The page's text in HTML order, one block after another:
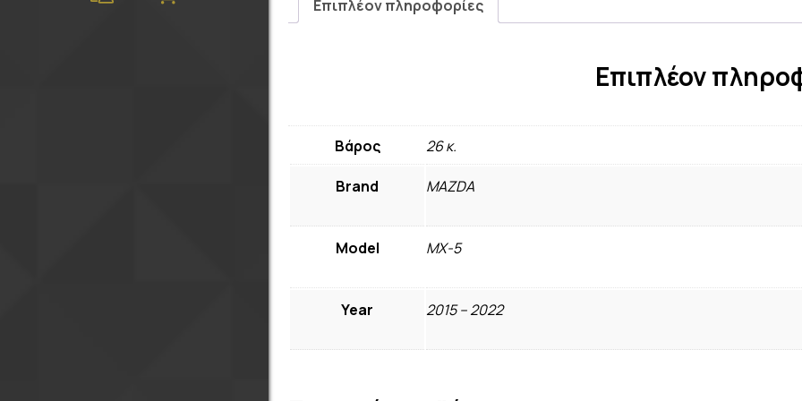
Επιπλέον πληροφορίες
Επιπλέον
Βάρος 26 κ.
Brand MAZDA
Model MX-5
Year 2015 – 2022